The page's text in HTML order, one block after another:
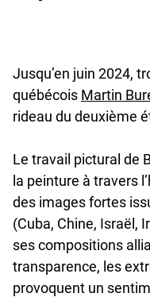
Jusqu’en juin 2024,
québécois Martin
rideau du deuxième
Le travail pictural de
la peinture à travers
des images fortes
(Cuba, Chine, Israël,
ses compositions
transparence, les
provoquent un